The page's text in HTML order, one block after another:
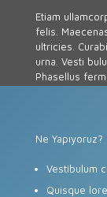
Etiam
felis.
ultricies.
urna. Vesti
Phasellus
Ne Yapıyoruz?
Vestibulum
Quisque